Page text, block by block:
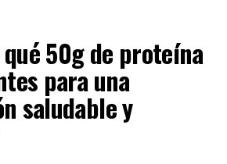
50g de proteína
para una
saludable y